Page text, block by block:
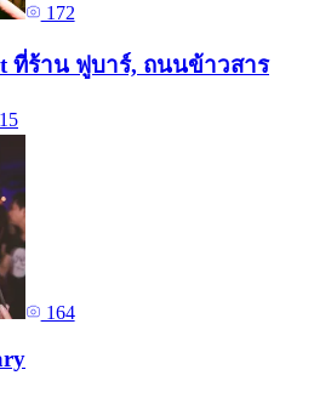
172
ที่ร้าน ฟูบาร์, ถนนข้าวสาร
164